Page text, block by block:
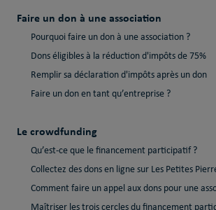
Faire un don à une association
Pourquoi faire un don à une association ?
Dons éligibles à la réduction d'impôts de 75%
Remplir sa déclaration d'impôts après un don
Faire un don en tant qu’entreprise ?
Le crowdfunding
Qu’est-ce que le financement participatif ?
Collectez des dons en ligne sur Les Petites
Comment faire un appel aux dons pour une
Maîtriser les trois cercles du financement